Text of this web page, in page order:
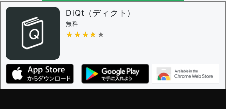
DiQt（ディクト）
無料
★★★★★
★★★★★